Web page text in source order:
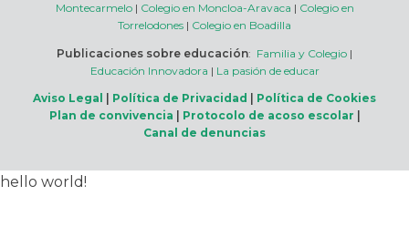
Montecarmelo| Colegio en Moncloa-Aravaca | Colegio en
Torrelodones | Colegio en Boadilla
Publicaciones sobre educación: Familia y Colegio |
Educación Innovadora | La pasión de educar
Aviso Legal
Política de Privacidad
Política de Cookies
Plan de convivencia
Protocolo de acoso escolar
Canal de denuncias
hello world!